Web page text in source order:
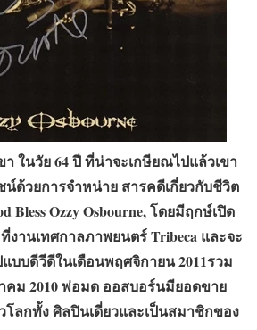
ในวัย 64 ปี ที่น่าจะเกษียณไปแล้วเขา
น์ด้วยการจำหน่าย สารคดีเกี่ยวกับชีวิต
Bless Ozzy Osbourne, โดยมีฤกษ์เปิด
งานเทศกาลภาพยนตร์ Tribeca และจะ
บบดีวีดีในเดือนพฤศจิกายน 2011รวม
คม 2010 พ่อมด ออสบอร์นมียอดขาย
โลกทั้ง ศิลปินเดี่ยวและเป็นสมาชิกของ